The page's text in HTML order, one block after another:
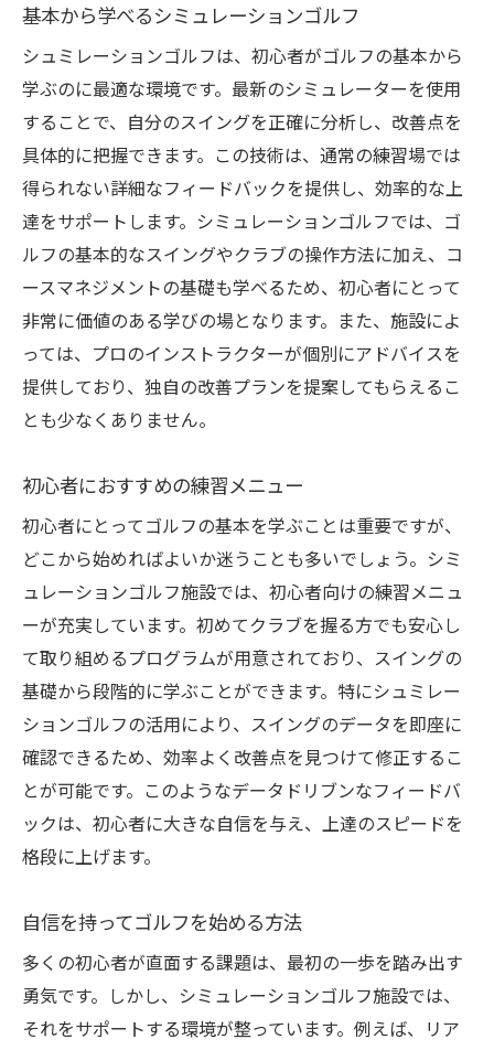
基本から学べるシミュレーションゴルフ
シュミレーションゴルフは、初心者がゴルフの基本から
学ぶのに最適な環境です。最新のシミュレーターを使用
することで、自分のスイングを正確に分析し、改善点を
具体的に把握できます。この技術は、通常の練習場では
得られない詳細なフィードバックを提供し、効率的な上
達をサポートします。シミュレーションゴルフでは、ゴ
ルフの基本的なスイングやクラブの操作方法に加え、コ
ースマネジメントの基礎も学べるため、初心者にとって
非常に価値のある学びの場となります。また、施設によ
っては、プロのインストラクターが個別にアドバイスを
提供しており、独自の改善プランを提案してもらえるこ
とも少なくありません。
初心者におすすめの練習メニュー
初心者にとってゴルフの基本を学ぶことは重要ですが、
どこから始めればよいか迷うことも多いでしょう。シミ
ュレーションゴルフ施設では、初心者向けの練習メニュ
ーが充実しています。初めてクラブを握る方でも安心し
て取り組めるプログラムが用意されており、スイングの
基礎から段階的に学ぶことができます。特にシュミレー
ションゴルフの活用により、スイングのデータを即座に
確認できるため、効率よく改善点を見つけて修正するこ
とが可能です。このようなデータドリブンなフィードバ
ックは、初心者に大きな自信を与え、上達のスピードを
格段に上げます。
自信を持ってゴルフを始める方法
多くの初心者が直面する課題は、最初の一歩を踏み出す
勇気です。しかし、シミュレーションゴルフ施設では、
それをサポートする環境が整っています。例えば、リア